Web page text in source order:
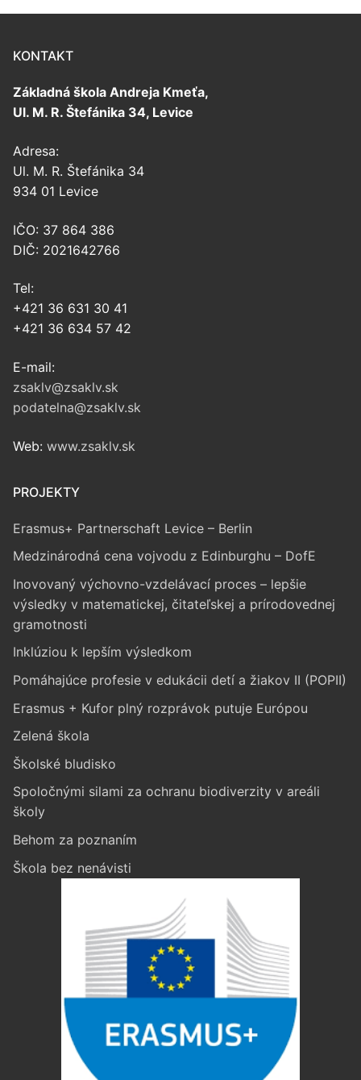
KONTAKT
Základná škola Andreja Kmeťa,
Ul. M. R. Štefánika 34, Levice
Adresa:
Ul. M. R. Štefánika 34
934 01 Levice
IČO: 37 864 386
DIČ: 2021642766
Tel:
+421 36 631 30 41
+421 36 634 57 42
E-mail:
zsaklv@zsaklv.sk
podatelna@zsaklv.sk
Web: www.zsaklv.sk
PROJEKTY
Erasmus+ Partnerschaft Levice – Berlin
Medzinárodná cena vojvodu z Edinburghu – DofE
Inovovaný výchovno-vzdelávací proces – lepšie
výsledky v matematickej, čitateľskej a prírodovednej
gramotnosti
Inklúziou k lepším výsledkom
Pomáhajúce profesie v edukácii detí a žiakov II (POPII)
Erasmus + Kufor plný rozprávok putuje Európou
Zelená škola
Školské bludisko
Spoločnými silami za ochranu biodiverzity v areáli
školy
Behom za poznaním
Škola bez nenávisti